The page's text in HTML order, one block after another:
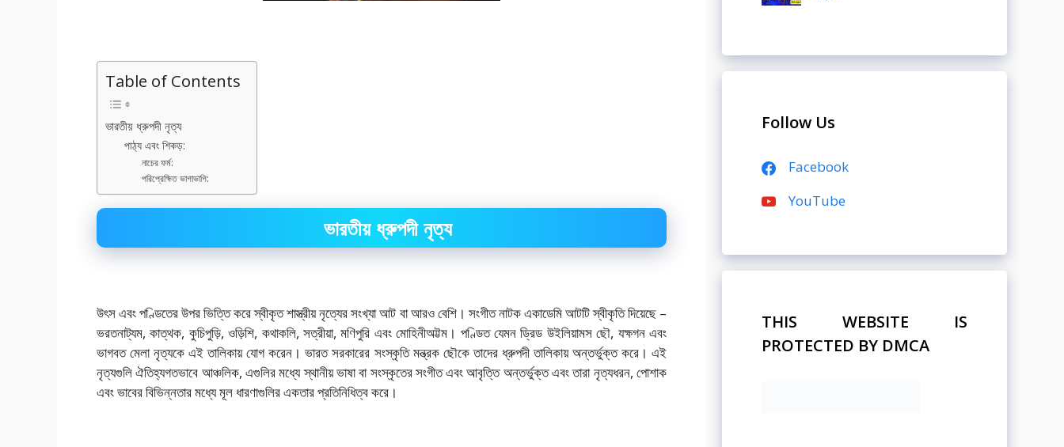
Table of Contents
ভারতীয় ধ্রুপদী নৃত্য
পাঠ্য এবং শিকড়:
নাচের ফর্ম:
পরিপ্রেক্ষিত ভাগাভাগি:
ভারতীয় ধ্রুপদী নৃত্য
উৎস এবং পণ্ডিতের উপর ভিত্তি করে স্বীকৃত শাস্ত্রীয় নৃত্যের সংখ্যা আট বা আরও বেশি। সংগীত নাটক একাডেমি আটটি স্বীকৃতি দিয়েছে –
ভরতনাট্যম, কাত্থক, কুচিপুড়ি, ওড়িশি, কথাকলি, সত্রীয়া, মণিপুরি এবং মোহিনীঅট্টম। পণ্ডিত যেমন ড্রিড উইলিয়ামস ছৌ, যক্ষগন এবং
ভাগবত মেলা নৃত্যকে এই তালিকায় যোগ করেন। ভারত সরকারের সংস্কৃতি মন্ত্রক ছৌকে তাদের ধ্রুপদী তালিকায় অন্তর্ভুক্ত করে। এই
নৃত্যগুলি ঐতিহ্যগতভাবে আঞ্চলিক, এগুলির মধ্যে স্থানীয় ভাষা বা সংস্কৃতের সংগীত এবং আবৃত্তি অন্তর্ভুক্ত এবং তারা নৃত্যধরন, পোশাক
এবং ভাবের বিভিন্নতার মধ্যে মূল ধারণাগুলির একতার প্রতিনিধিত্ব করে।
Follow Us
Facebook
YouTube
THIS WEBSITE IS
PROTECTED BY DMCA